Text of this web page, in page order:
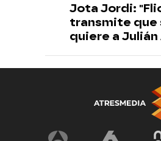
Jota Jordi:
transmite que
quiere a Julián